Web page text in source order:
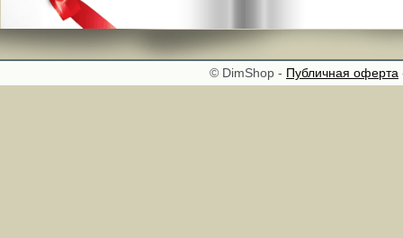
© DimShop - Публичная оферта